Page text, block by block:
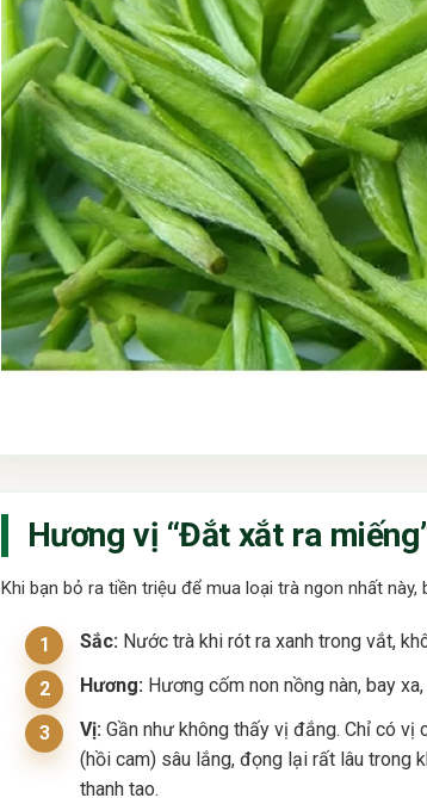
Hương vị “Đắt xắt ra
Khi bạn bỏ ra tiền triệu để mua loại trà ngon nhất này,
Sắc: Nước trà khi rót ra xanh trong vắt,
Hương: Hương cốm non nồng nàn, bay
Vị: Gần như không thấy vị đắng. Chỉ có vị
(hồi cam) sâu lắng, đọng lại rất lâu trong
thanh tao.